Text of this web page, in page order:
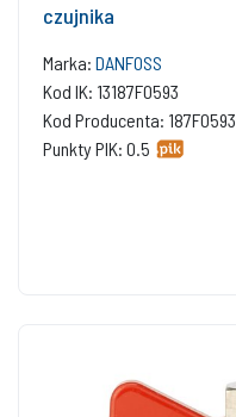
czujnika
Marka: DANFOSS
Kod IK: 13187F0593
Kod Producenta: 187F0593
Punkty PIK: 0.5